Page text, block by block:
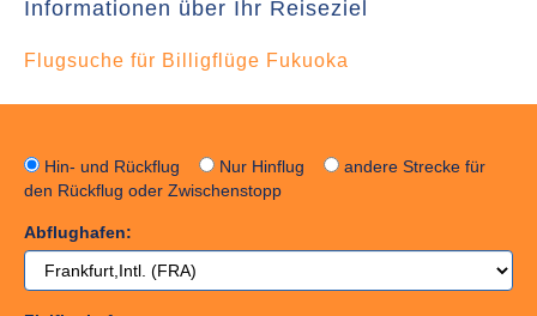
Informationen über Ihr Reiseziel
Flugsuche für Billigflüge Fukuoka
Hin- und Rückflug Nur Hinflug
andere Strecke für
den Rückflug oder Zwischenstopp
Abflughafen: